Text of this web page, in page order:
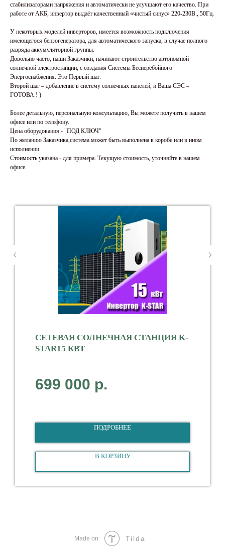
стабилизаторами напряжения и автоматически не улучшают его качество. При
работе от АКБ, инвертор выдаёт качественный «чистый синус» 220-230В., 50Гц.
У некоторых моделей инверторов, имеется возможность подключения
имеющегося бензогенератора, для автоматического запуска, в случае полного
разряда аккумуляторной группы.
Довольно часто, наши Заказчики, начинают строительство автономной
солнечной электростанции, с создания Системы Бесперебойного
Энергоснабжения. Это Первый шаг.
Второй шаг – добавление в систему солнечных панелей, и Ваша СЭС –
ГОТОВА.! )
Более детальную, персональную консультацию, Вы можете получить в нашем
офисе или по телефону.
Цена оборудования - "ПОД КЛЮЧ"
По желанию Заказчика,система может быть выполнена в коробе или в ином
исполнении.
Стоимость указана - для примера. Текущую стоимость, уточняйте в нашем
офисе.
СЕТЕВАЯ СОЛНЕЧНАЯ СТАНЦИЯ K-
STAR15 КВТ
Тип Сетевая
3-фазная
699 000 р.
ПОДРОБНЕЕ
В КОРЗИНУ
Made on Tilda